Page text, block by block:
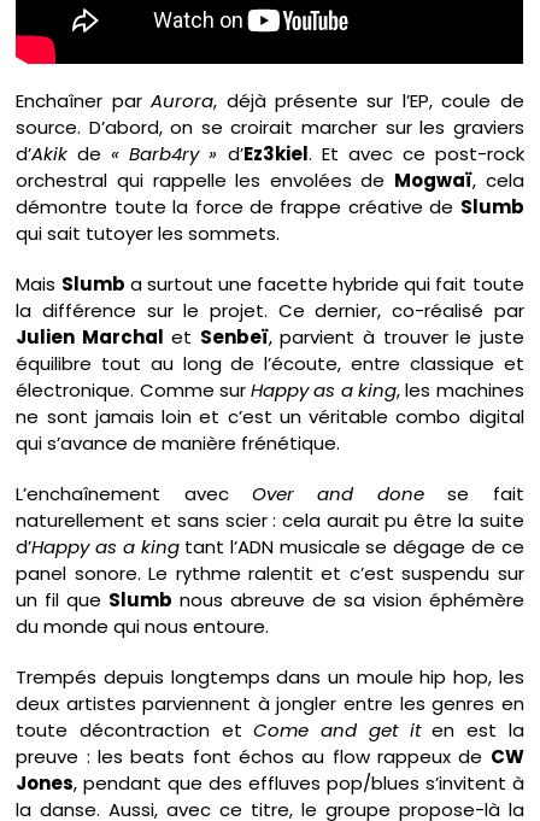
Enchaîner parAurora, déjà présente sur l’EP, coule de
source. D’abord, on se croirait marcher sur les graviers
d’Akik de« Barb4ry » d’Ez3kiel. Et avec ce post-rock
orchestral qui rappelle les envolées de Mogwaï, cela
démontre toute la force de frappe créative de Slumb
qui sait tutoyer les sommets.
Mais Slumb a surtout une facette hybride qui fait toute
la différence sur le projet. Ce dernier, co-réalisé par
Julien Marchal et Senbeï, parvient à trouver le juste
équilibre tout au long de l’écoute, entre classique et
électronique. Comme surHappy as a king, les machines
ne sont jamais loin et c’est un véritable combo digital
qui s’avance de manière frénétique.
L’enchaînement avecOver and donese fait
naturellement et sans scier : cela aurait pu être la suite
d’Happy as a kingtant l’ADN musicale se dégage de ce
panel sonore. Le rythme ralentit et c’est suspendu sur
un fil que Slumb nous abreuve de sa vision éphémère
du monde qui nous entoure.
Trempés depuis longtemps dans un moule hip hop, les
deux artistes parviennent à jongler entre les genres en
toute décontraction etCome and get iten est la
preuve : les beats font échos au flow rappeux de CW
Jones, pendant que des effluves pop/blues s’invitent à
la danse. Aussi, avec ce titre, le groupe propose-là la